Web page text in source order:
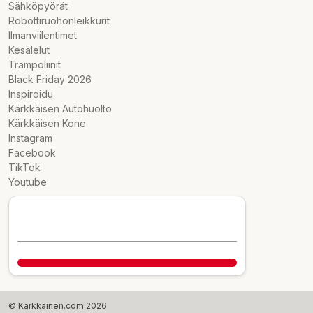
NFC: Kyllä
Sijainti ja paikannus:
GPS: L1
GLONASS: G1
BDS: B1I + B1C
Galileo: E1
Ääni:
Kaksi kaiutinta
Dolby Atmos®
Hi‑Res Audio
Kiihtyvyysanturi
Sähköinen kompassi
IR-blaster
Sähköpyörät
Robottiruohonleikkurit
Ilmanviilentimet
Kesälelut
Trampoliinit
Black Friday 2026
Inspiroidu
Kärkkäisen Autohuolto
Kärkkäisen Kone
Instagram
Facebook
TikTok
Youtube
© Karkkainen.com 2026